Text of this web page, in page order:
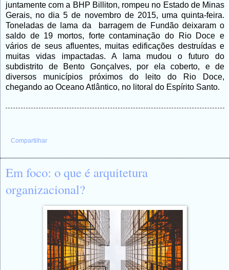
juntamente com a BHP Billiton, rompeu no Estado de Minas
Gerais, no dia 5 de novembro de 2015, uma quinta-feira.
Toneladas de lama da barragem de Fundão deixaram o
saldo de 19 mortos, forte contaminação do Rio Doce e
vários de seus afluentes, muitas edificações destruídas e
muitas vidas impactadas. A lama mudou o futuro do
subdistrito de Bento Gonçalves, por ela coberto, e de
diversos municípios próximos do leito do Rio Doce,
chegando ao Oceano Atlântico, no litoral do Espírito Santo.
Compartilhar
Em foco: o que é arquitetura
organizacional?